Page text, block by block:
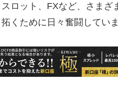
ロット、FXなど、さま
くために日々奮闘していま